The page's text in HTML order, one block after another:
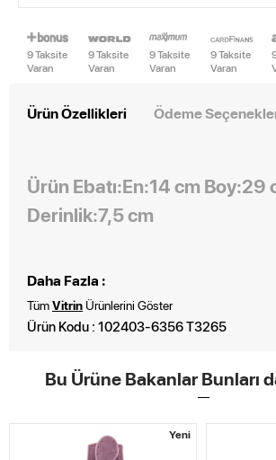
9 Taksite
Varan
9 Taksite
Varan
9 Taksite
Varan
9 Taksite
Varan
Ürün Özellikleri Ödeme
Ürün Ebatı:En:14 cm Boy:29
Derinlik:7,5 cm
Daha Fazla :
TümVitrin Ürünlerini Göster
Ürün Kodu : 102403-6356 T3265
Bu Ürüne Bakanlar Bunları